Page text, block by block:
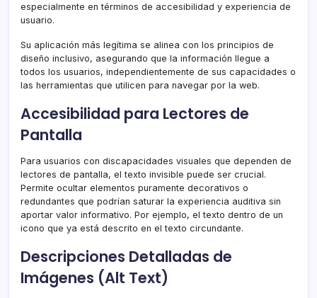
especialmente en términos de accesibilidad y experiencia de
usuario.
Su aplicación más legítima se alinea con los principios de
diseño inclusivo, asegurando que la información llegue a
todos los usuarios, independientemente de sus capacidades o
las herramientas que utilicen para navegar por la web.
Accesibilidad para Lectores de
Pantalla
Para usuarios con discapacidades visuales que dependen de
lectores de pantalla, el texto invisible puede ser crucial.
Permite ocultar elementos puramente decorativos o
redundantes que podrían saturar la experiencia auditiva sin
aportar valor informativo. Por ejemplo, el texto dentro de un
icono que ya está descrito en el texto circundante.
Descripciones Detalladas de
Imágenes (Alt Text)